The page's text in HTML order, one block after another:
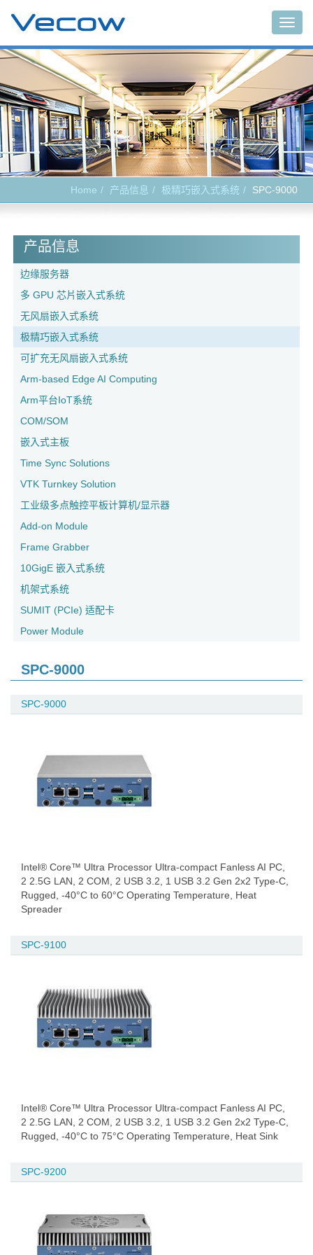
Home 产品信息 极精巧嵌入式系统 SPC-9000
产品信息
边缘服务器
多 GPU 芯片嵌入式系统
无风扇嵌入式系统
极精巧嵌入式系统
可扩充无风扇嵌入式系统
Arm-based Edge AI Computing
Arm平台IoT系统
COM/SOM
嵌入式主板
Time Sync Solutions
VTK Turnkey Solution
工业级多点触控平板计算机/显示器
Add-on Module
Frame Grabber
10GigE 嵌入式系统
机架式系统
SUMIT (PCIe) 适配卡
Power Module
SPC-9000
SPC-9000
Intel® Core™ Ultra Processor Ultra-compact Fanless AI PC,
2 2.5G LAN, 2 COM, 2 USB 3.2, 1 USB 3.2 Gen 2x2 Type-C,
Rugged, -40°C to 60°C Operating Temperature, Heat
Spreader
SPC-9100
Intel® Core™ Ultra Processor Ultra-compact Fanless AI PC,
2 2.5G LAN, 2 COM, 2 USB 3.2, 1 USB 3.2 Gen 2x2 Type-C,
Rugged, -40°C to 75°C Operating Temperature, Heat Sink
SPC-9200